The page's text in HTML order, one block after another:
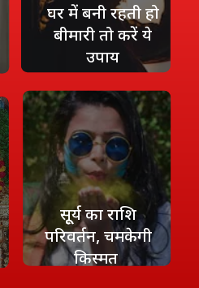
घर में बनी रहती हो
बीमारी तो करें ये
उपाय
सूूूर्य का राशि
परिवर्तन, चमकेगी
किस्‍मत